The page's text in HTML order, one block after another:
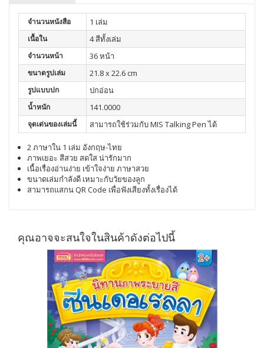
จำนวนหนังสือ 1 เล่ม
เนื้อใน 4 สีทั้งเล่ม
จำนวนหน้า 36 หน้า
ขนาดรูปเล่ม 21.8 x 22.6 cm
รูปแบบปก ปกอ่อน
น้ำหนัก 141.0000
จุดเด่นของเล่มนี้ สามารถใช้ร่วมกับ MIS Talking Pen ได้
2 ภาษาใน 1 เล่ม อังกฤษ-ไทย
ภาพเยอะ สีสวย สดใส น่ารักมาก
เนื้อเรื่องอ่านง่าย เข้าใจง่าย ภาษาสวย
ขนาดเล่มกำลังดี เหมาะกับวัยของลูก
สามารถแสกน QR Code เพื่อฟังเสียงทั้งเรื่องได้
คุณอาจจะสนใจในสินค้าดังต่อไปนี้